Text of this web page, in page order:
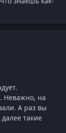
Неважно, на
А раз вы
такие